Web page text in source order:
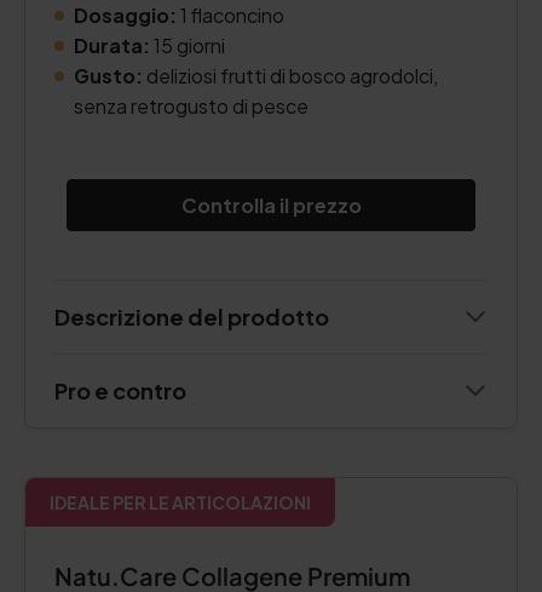
Dosaggio: 1 flaconcino
Durata: 15 giorni
Gusto: deliziosi frutti di bosco agrodolci,
senza retrogusto di pesce
Controlla il prezzo
Descrizione del prodotto
Pro e contro
IDEALE PER LE ARTICOLAZIONI
Natu.Care Collagene Premium